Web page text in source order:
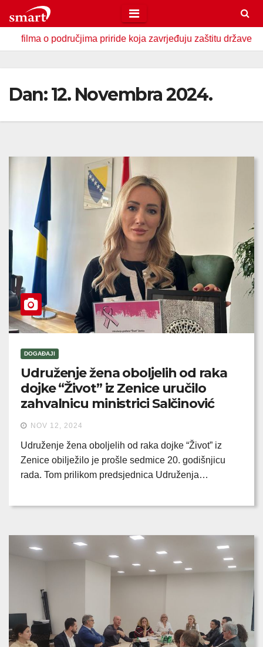
to
content
priride koja zavrjeđuju zaštitu države U
Dan:12. Novembra 2024.
DOGAĐAJI
Udruženje žena oboljelih od raka
dojke “Život” iz Zenice uručilo
zahvalnicu ministrici Salčinović
NOV 12, 2024
Udruženje žena oboljelih od raka dojke “Život” iz
Zenice obilježilo je prošle sedmice 20. godišnjicu
rada. Tom prilikom predsjednica Udruženja…